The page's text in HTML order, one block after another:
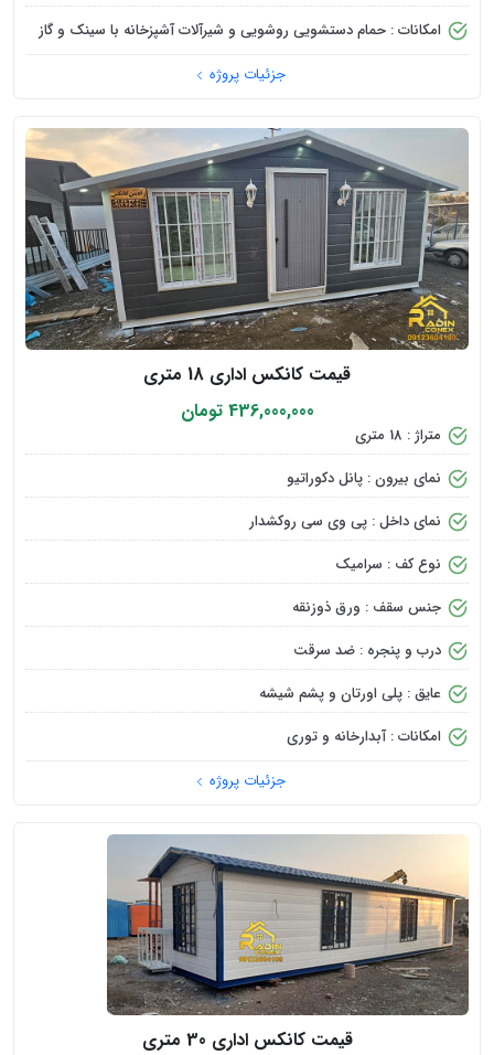
امکانات : حمام دستشویی روشویی و شیرآلات آشپزخانه با سینک و گاز
جزئیات پروژه
قیمت کانکس اداری 18 متری
436,000,000 تومان
متراژ : 18 متری
نمای بیرون : پانل دکوراتیو
نمای داخل : پی وی سی روکشدار
نوع کف : سرامیک
جنس سقف : ورق ذوزنقه
درب و پنجره : ضد سرقت
عایق : پلی اورتان و پشم شیشه
امکانات : آبدارخانه و توری
جزئیات پروژه
قیمت کانکس اداری 30 متری